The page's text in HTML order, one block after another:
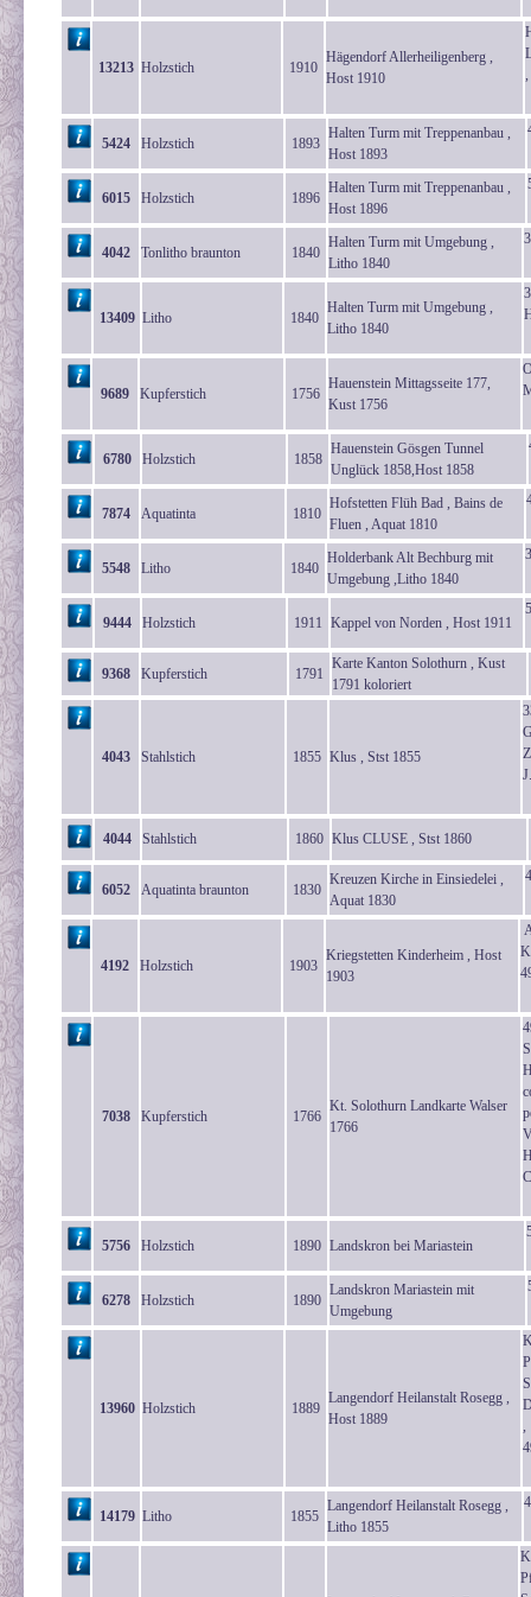
13213 Holzstich 1910
Hägendorf Allerheiligenberg ,
Host 1910
,
5424 Holzstich 1893
Halten Turm mit Treppenanbau ,
Host 1893
6015 Holzstich 1896
Halten Turm mit Treppenanbau ,
Host 1896
4042 Tonlitho braunton 1840
Halten Turm mit Umgebung ,
Litho 1840
13409 Litho 1840
Halten Turm mit Umgebung ,
Litho 1840
9689 Kupferstich 1756
Hauenstein Mittagsseite 177,
Kust 1756
6780 Holzstich 1858
Hauenstein Gösgen Tunnel
Unglück 1858,Host 1858
7874 Aquatinta 1810
Hofstetten Flüh Bad , Bains de
Fluen , Aquat 1810
5548 Litho 1840
Holderbank Alt Bechburg mit
Umgebung ,Litho 1840
9444 Holzstich 1911 Kappel von Norden , Host 1911
9368 Kupferstich 1791
Karte Kanton Solothurn , Kust
1791 koloriert
4043 Stahlstich 1855 Klus , Stst 1855
4044 Stahlstich 1860 Klus CLUSE , Stst 1860
6052 Aquatinta braunton 1830
Kreuzen Kirche in Einsiedelei ,
Aquat 1830
4192 Holzstich 1903
Kriegstetten Kinderheim , Host
1903
7038 Kupferstich 1766
Kt. Solothurn Landkarte Walser
1766
5756 Holzstich 1890 Landskron bei Mariastein
6278 Holzstich 1890
Landskron Mariastein mit
Umgebung
13960 Holzstich 1889
Langendorf Heilanstalt Rosegg ,
Host 1889
,
14179 Litho 1855
Langendorf Heilanstalt Rosegg ,
Litho 1855